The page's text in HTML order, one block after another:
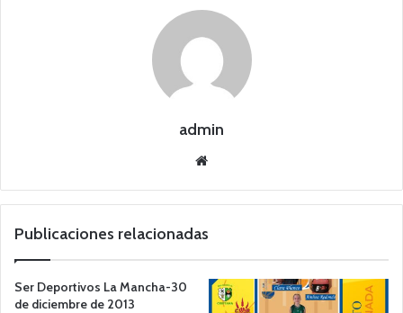
admin
we
Publicaciones relacionadas
Ser Deportivos La Mancha-30
de diciembre de 2013